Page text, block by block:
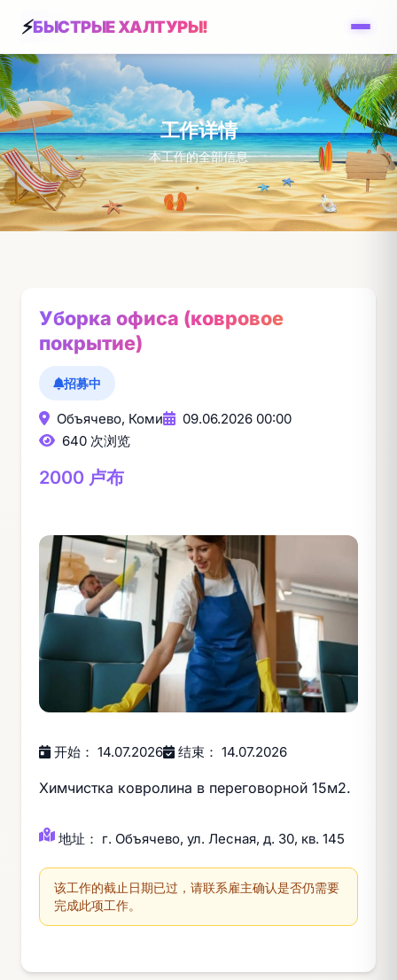
БЫСТРЫЕ ХАЛТУРЫ!
工作详情
本工作的全部信息
Уборка офиса (ковровое
покрытие)
招募中
Объячево, Коми
09.06.2026 00:00
640 次浏览
2000 卢布
开始： 14.07.2026 结束： 14.07.2026
Химчистка ковролина в переговорной 15м2.
地址： г. Объячево, ул. Лесная, д. 30, кв. 145
该工作的截止日期已过，请联系雇主确认是否仍需要
完成此项工作。